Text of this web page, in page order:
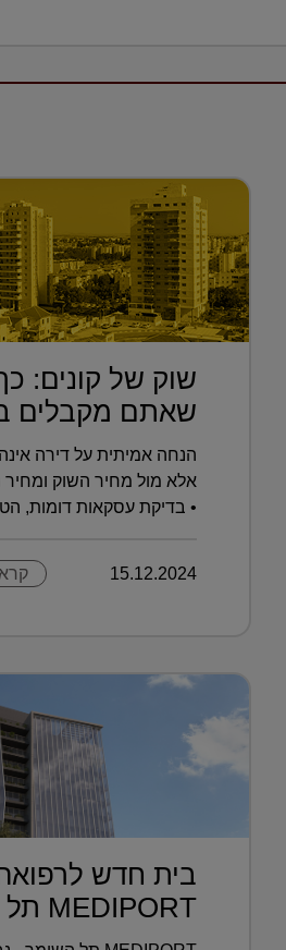
שוק של קונים:
שאתם מקבלים
הנחה אמיתית על דירה
אלא מול מחיר השוק ומחיר
• בדיקת עסקאות דומות,
15.12.2024
בית חדש
MEDIPORT תל השומ...